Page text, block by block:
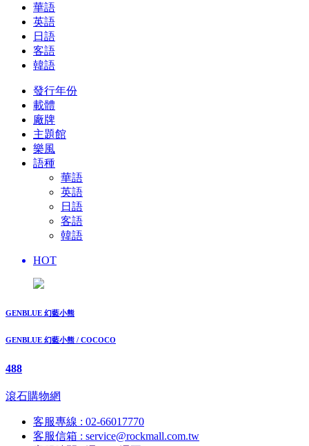
華語
英語
日語
客語
韓語
發行年份
載體
廠牌
主題館
樂風
語種
華語
英語
日語
客語
韓語
HOT
GENBLUE 幻藍小熊
GENBLUE 幻藍小熊 / COCOCO
488
滾石購物網
客服專線 : 02-66017770
客服信箱 : service@rockmall.com.tw